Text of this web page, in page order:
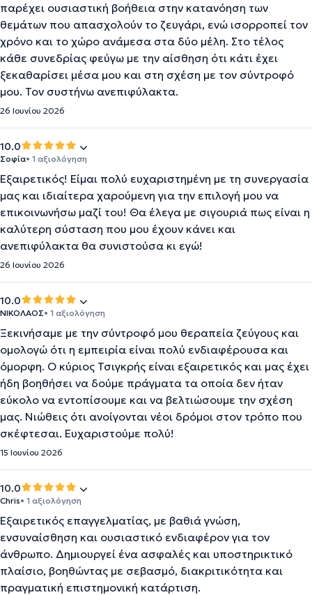
παρέχει ουσιαστική βοήθεια στην κατανόηση των
θεμάτων που απασχολούν το ζευγάρι, ενώ ισορροπεί τον
χρόνο και το χώρο ανάμεσα στα δύο μέλη. Στο τέλος
κάθε συνεδρίας φεύγω με την αίσθηση ότι κάτι έχει
ξεκαθαρίσει μέσα μου και στη σχέση με τον σύντροφό
μου. Τον συστήνω ανεπιφύλακτα.
26 Ιουνίου 2026
10.0
Σοφία• 1 αξιολόγηση
Εξαιρετικός! Είμαι πολύ ευχαριστημένη με τη συνεργασία
μας και ιδιαίτερα χαρούμενη για την επιλογή μου να
επικοινωνήσω μαζί του! Θα έλεγα με σιγουριά πως είναι η
καλύτερη σύσταση που μου έχουν κάνει και
ανεπιφύλακτα θα συνιστούσα κι εγώ!
26 Ιουνίου 2026
10.0
ΝΙΚΟΛΑΟΣ• 1 αξιολόγηση
Ξεκινήσαμε με την σύντροφό μου θεραπεία ζεύγους και
ομολογώ ότι η εμπειρία είναι πολύ ενδιαφέρουσα και
όμορφη. Ο κύριος Τσιγκρής είναι εξαιρετικός και μας έχει
ήδη βοηθήσει να δούμε πράγματα τα οποία δεν ήταν
εύκολο να εντοπίσουμε και να βελτιώσουμε την σχέση
μας. Νιώθεις ότι ανοίγονται νέοι δρόμοι στον τρόπο που
σκέφτεσαι. Ευχαριστούμε πολύ!
15 Ιουνίου 2026
10.0
Chris• 1 αξιολόγηση
Εξαιρετικός επαγγελματίας, με βαθιά γνώση,
ενσυναίσθηση και ουσιαστικό ενδιαφέρον για τον
άνθρωπο. Δημιουργεί ένα ασφαλές και υποστηρικτικό
πλαίσιο, βοηθώντας με σεβασμό, διακριτικότητα και
πραγματική επιστημονική κατάρτιση.